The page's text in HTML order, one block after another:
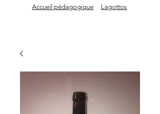
Accueil pédagogique
Lagottos